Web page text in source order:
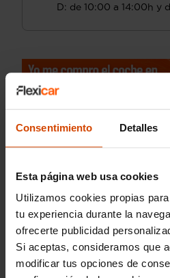
Consentimiento Detalles
Esta página web usa cookies
Utilizamos cookies propias
tu experiencia durante la
ofrecerte publicidad
Si aceptas, consideramos que
modificar tus opciones de
D: de 10:00 a 14:00h y